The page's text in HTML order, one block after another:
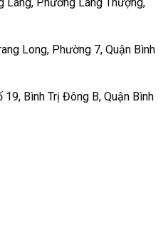
Long, Phường 7, Quận Bình
Bình Trị Đông B, Quận Bình